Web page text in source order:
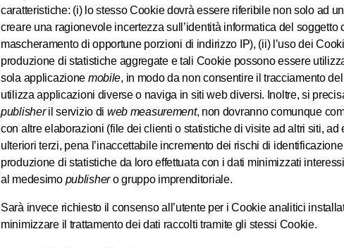
caratteristiche: (i) lo stesso Cookie dovrà essere riferibile non solo ad
creare una ragionevole incertezza sull’identità informatica del soggetto
mascheramento di opportune porzioni di indirizzo IP), (ii) l’uso dei
produzione di statistiche aggregate e tali Cookie possono essere
sola applicazione mobile, in modo da non consentire il tracciamento
utilizza applicazioni diverse o naviga in siti web diversi. Inoltre, si
publisheril servizio di web measurement, non dovranno comunque
con altre elaborazioni (file dei clienti o statistiche di visite ad altri siti, ad
ulteriori terzi, pena l’inaccettabile incremento dei rischi di
produzione di statistiche da loro effettuata con i dati minimizzati
al medesimo publishero gruppo imprenditoriale.
Sarà invece richiesto il consenso all’utente per i Cookie analitici
minimizzare il trattamento dei dati raccolti tramite gli stessi Cookie.